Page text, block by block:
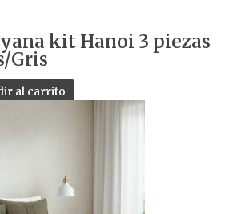
kit Hanoi 3 piezas
Gris
al carrito